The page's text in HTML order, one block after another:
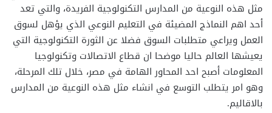
مثل هذه النوعية من المدارس التكنولوجية الفريدة، والتي تعد
أحد اهم النماذج المضيئة في التعليم النوعي الذي يؤهل لسوق
العمل ويراعي متطلبات السوق فضلا عن الثورة التكنولوجية التي
يعيشها العالم حاليا موضحا ان قطاع الاتصالات وتكنولوجيا
المعلومات أصبح احد المحاور الهامة في مصر، خلال تلك المرحلة،
وهو امر يتطلب التوسع في انشاء مثل هذه النوعية من المدارس
بالاقاليم.